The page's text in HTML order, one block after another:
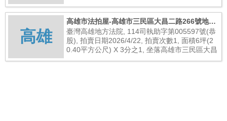
高雄
高雄市法拍屋-高雄市三民區大昌二路266號地下
一層之16
臺灣高雄地方法院, 114司執助字第005597號(恭
股), 拍賣日期2026/4/22, 拍賣次數1, 面積6坪(2
0.40平方公尺) X 3分之1, 坐落高雄市三民區大昌